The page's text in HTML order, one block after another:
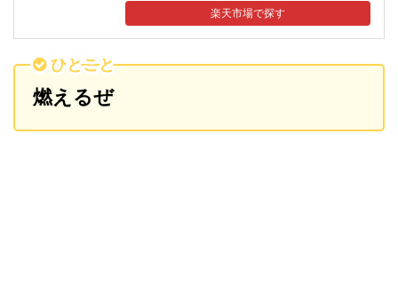
楽天市場
ひとこと
燃えるぜ